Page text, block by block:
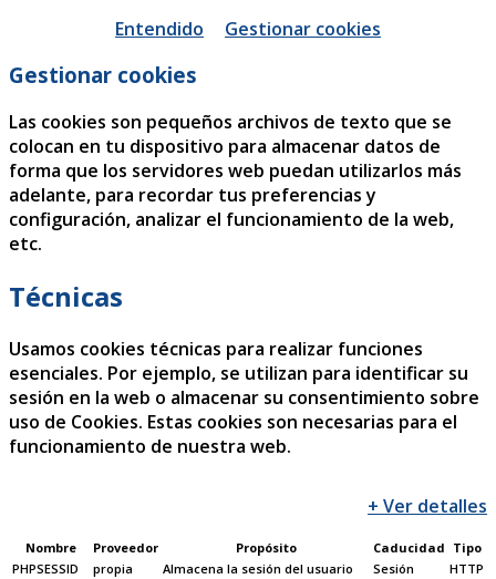
Entendido
Gestionar cookies
Gestionar cookies
Las cookies son pequeños archivos de texto que se
colocan en tu dispositivo para almacenar datos de
forma que los servidores web puedan utilizarlos más
adelante, para recordar tus preferencias y
configuración, analizar el funcionamiento de la web,
etc.
Técnicas
Usamos cookies técnicas para realizar funciones
esenciales. Por ejemplo, se utilizan para identificar su
sesión en la web o almacenar su consentimiento sobre
uso de Cookies. Estas cookies son necesarias para el
funcionamiento de nuestra web.
+ Ver detalles
Nombre Proveedor Propósito Caducidad Tipo
PHPSESSID
propia Almacena la sesión del usuario Sesión
HTTP